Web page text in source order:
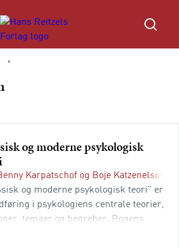
*
og moderne psykologisk
Karpatschof og Boje Katzenelson
og moderne psykologisk teori" er
i psykologiens centrale teorier,
temaer og begreber. Bogens